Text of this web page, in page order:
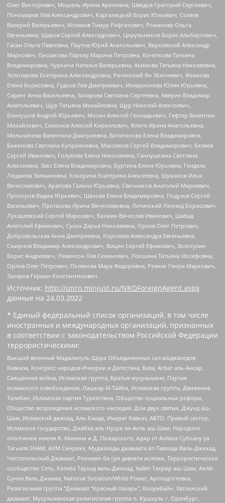
Олег Викторович, Мошель Ирина Ароновна, Шведов Григорий Сергеевич,
Пономарев Лев Александрович, Каргалицкий Борис Юльевич, Созаев
Валерий Валерьевич, Исламов Тимур Рифгатович, Романова Ольга
Евгеньевна, Щаров Сергей Алексадрович, Цирульников Борис Альбертович,
Гасан Ольга Павловна, Паутов Юрий Анатольевич, Верховский Александр
Маркович, Пислакова-Паркер Марина Петровна, Кочеткова Татьяна
Владимировна, Чуркина Наталья Валерьевна, Акимова Татьяна Николаевна,
Золотарева Екатерина Александровна, Рачинский Ян Збигневич, Жемкова
Елена Борисовна, Гудков Лев Дмитриевич, Илларионова Юлия Юрьевна,
Саранг Анна Васильевна, Захарова Светлана Сергеевна, Аверин Владимир
Анатольевич, Щур Татьяна Михайловна, Щур Николай Алексеевич,
Блинушов Андрей Юрьевич, Мосин Алексей Геннадьевич, Гефтер Валентин
Михайлович, Симонов Алексей Кириллович, Флиге Ирина Анатольевна,
Мельникова Валентина Дмитриевна, Вититинова Елена Владимировна,
Баженова Светлана Куприяновна, Максимов Сергей Владимирович, Беляев
Сергей Иванович, Голубева Елена Николаевна, Ганнушкина Светлана
Алексеевна, Закс Елена Владимировна, Буртина Елена Юрьевна, Гендель
Людмила Залмановна, Кокорина Екатерина Алексеевна, Шуманов Илья
Вячеславович, Арапова Галина Юрьевна, Свечников Анатолий Мариевич,
Прохоров Вадим Юрьевич, Шахова Елена Владимировна, Подузов Сергей
Васильевич, Протасова Ирина Вячеславовна, Литинский Леонид Борисович,
Лукашевский Сергей Маркович, Бахмин Вячеслав Иванович, Шабад
Анатолий Ефимович, Сухих Дарья Николаевна, Орлов Олег Петрович,
Добровольская Анна Дмитриевна, Королева Александра Евгеньевна,
Смирнов Владимир Александрович, Вицин Сергей Ефимович, Золотухин
Борис Андреевич, Левинсон Лев Семенович, Локшина Татьяна Иосифовна,
Орлов Олег Петрович, Полякова Мара Федоровна, Резник Генри Маркович,
Захаров Герман Константинович
Источник: http://unro.minjust.ru/NKOForeignAgent.aspx
данные на 24.03.2022
* Единый федеральный список организаций, в том числе
иностранных и международных организаций, признанных
в соответствии с законодательством Российской Федерации
террористическими:
Высший военный Маджлисуль Шура Объединенных сил моджахедов
Кавказа, Конгресс народов Ичкерии и Дагестана, База, Асбат аль-Ансар,
Священная война, Исламская группа, Братья-мусульмане, Партия
исламского освобождения, Лашкар-И-Тайба, Исламская группа, Движение
Талибан, Исламская партия Туркестана, Общество социальных реформ,
Общество возрождения исламского наследия, Дом двух святых, Джунд аш-
Шам, Исламский джихад, Аль-Каида, Имарат Кавказ, АБТО, Правый сектор,
Исламское государство, Джабха аль-Нусра ли-Ахль аш-Шам, Народное
ополчение имени К. Минина и Д. Пожарского, Аджр от Аллаха Субхану уа
Тагьаля SHAM, АУМ Синрике, Муджахеды джамаата Ат-Тавхида Валь-Джихад,
Чистопольский Джамаат, Рохнамо ба суи давлати исломи, Террористическое
сообщество Сеть, Катиба Таухид валь-Джихад, Хайят Тахрир аш-Шам, Ахлю
Сунна Валь Джамаа, National Socialism/White Power, Артподготовка,
Религиозная группа “Джамаат “Красный пахарь”, Колумбайн, Хатлонский
джамаат, Мусульманская религиозная группа п. Кушкуль г. Оренбург,